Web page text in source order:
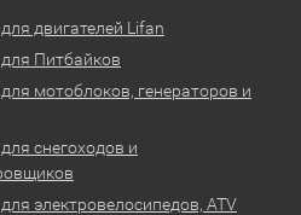
двигателей Lifan
Питбайков
мотоблоков, генераторов и
снегоходов и
электровелосипедов, ATV